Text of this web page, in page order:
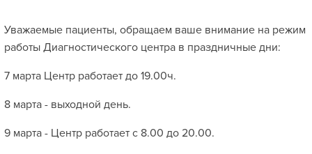
Уважаемые пациенты, обращаем ваше внимание на режим
работы Диагностического центра в праздничные дни:
7 марта Центр работает до 19.00ч.
8 марта - выходной день.
9 марта - Центр работает с 8.00 до 20.00.